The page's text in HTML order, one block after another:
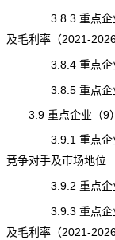
3.8.3 重点企业（
及毛利率（2021-2026
3.8.4 重点企业
3.8.5 重点企业
3.9 重点企业（9）
3.9.1 重点企业（
竞争对手及市场地位
3.9.2 重点企业（
3.9.3 重点企业（
及毛利率（2021-2026